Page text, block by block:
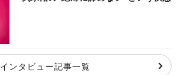
インタビュー記事一覧